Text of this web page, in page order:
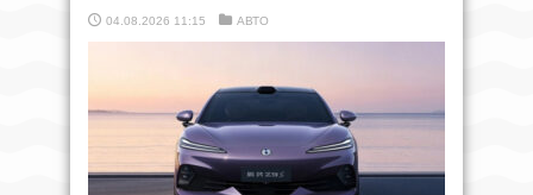
04.08.2026 11:15 АВТО